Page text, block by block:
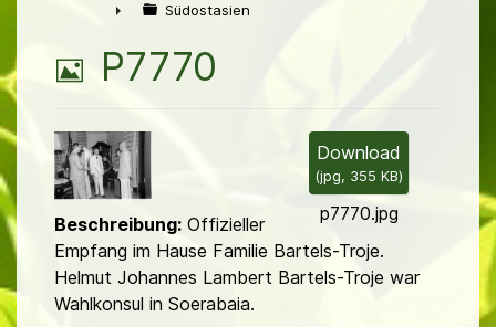
► Südostasien
B
l
d
P7770
Download
(jpg, 355 KB)
p7770.jpg
Beschreibung: Offizieller
Empfang im Hause Familie Bartels-Troje.
Helmut Johannes Lambert Bartels-Troje war
Wahlkonsul in Soerabaia.